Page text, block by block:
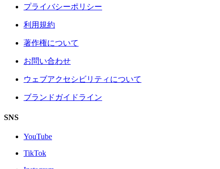
プライバシーポリシー
利用規約
著作権について
お問い合わせ
ウェブアクセシビリティについて
ブランドガイドライン
SNS
YouTube
TikTok